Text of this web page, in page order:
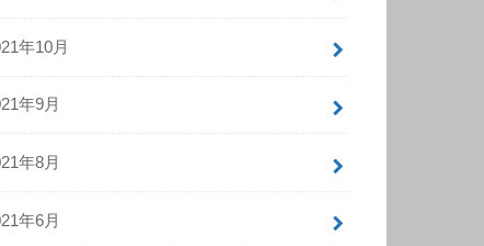
年10月
年9月
年8月
年6月